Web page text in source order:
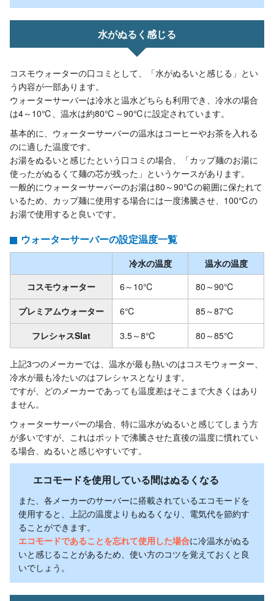
水がぬるく感じる
コスモウォーターの口コミとして、「水がぬるいと感じる」とい
う内容が一部あります。
ウォーターサーバーは冷水と温水どちらも利用でき、冷水の場合
は4～10℃、温水は約80℃～90℃に設定されています。
基本的に、ウォーターサーバーの温水はコーヒーやお茶を入れる
のに適した温度です。
お湯をぬるいと感じたという口コミの場合、「カップ麺のお湯に
使ったがぬるくて麺の芯が残った」というケースがあります。
一般的にウォーターサーバーのお湯は80～90℃の範囲に保たれて
いるため、カップ麺に使用する場合には一度沸騰させ、100℃の
お湯で使用すると良いです。
ウォーターサーバーの設定温度一覧
冷水の温度
温水の温度
コスモウォーター
6～10℃
80～90℃
プレミアムウォーター
6℃
85～87℃
フレシャスSlat
3.5～8℃ 80～85℃
上記3つのメーカーでは、温水が最も熱いのはコスモウォーター、
冷水が最も冷たいのはフレシャスとなります。
ですが、どのメーカーであっても温度差はそこまで大きくはあり
ません。
ウォーターサーバーの場合、特に温水がぬるいと感じてしまう方
が多いですが、これはポットで沸騰させた直後の温度に慣れてい
る場合、ぬるいと感じやすいです。
エコモードを使用している間はぬるくなる
また、各メーカーのサーバーに搭載されているエコモードを
使用すると、上記の温度よりもぬるくなり、電気代を節約す
ることができます。
エコモードであることを忘れて使用した場合に冷温水がぬる
いと感じることがあるため、使い方のコツを覚えておくと良
いでしょう。